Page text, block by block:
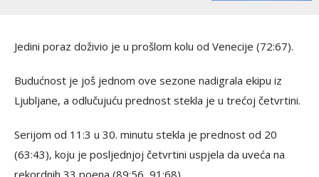
Jedini poraz doživio je u prošlom kolu od Venecije (72:67).
Budućnost je još jednom ove sezone nadigrala ekipu iz
Ljubljane, a odlučujuću prednost stekla je u trećoj četvrtini.
Serijom od 11:3 u 30. minutu stekla je prednost od 20
(63:43), koju je posljednjoj četvrtini uspjela da uveća na
rekordnih 33 poena (89:56, 91:68).